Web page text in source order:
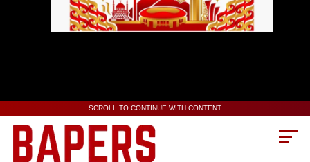
SCROLL TO CONTINUE WITH CONTENT